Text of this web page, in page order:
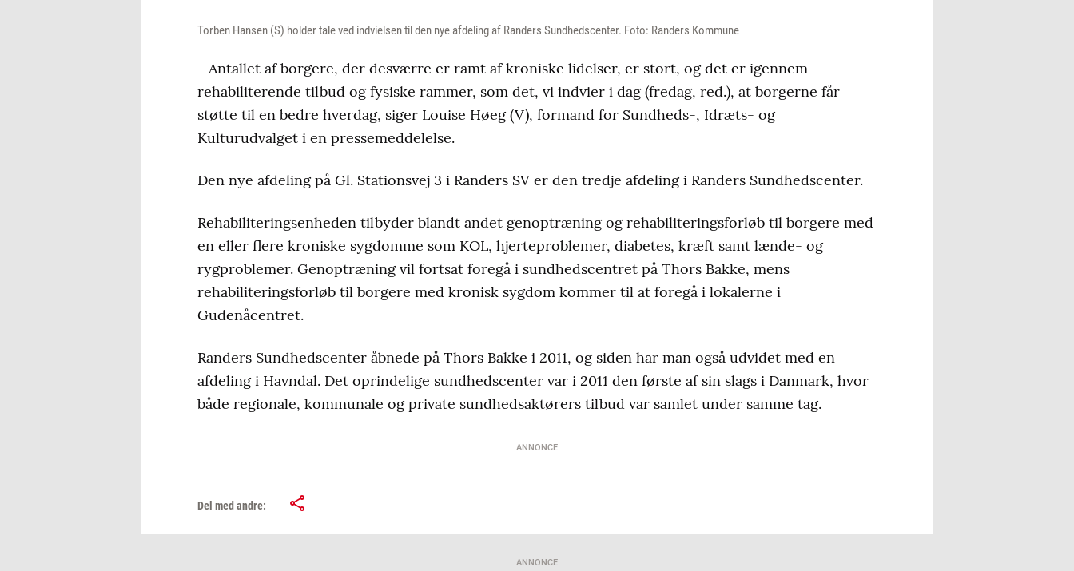
Torben Hansen (S) holder tale ved indvielsen til den nye afdeling af Randers Sundhedscenter. Foto: Randers Kommune
- Antallet af borgere, der desværre er ramt af kroniske lidelser, er stort, og det er igennem
rehabiliterende tilbud og fysiske rammer, som det, vi indvier i dag (fredag, red.), at borgerne får
støtte til en bedre hverdag, siger Louise Høeg (V), formand for Sundheds-, Idræts- og
Kulturudvalget i en pressemeddelelse.
Den nye afdeling på Gl. Stationsvej 3 i Randers SV er den tredje afdeling i Randers Sundhedscenter.
Rehabiliteringsenheden tilbyder blandt andet genoptræning og rehabiliteringsforløb til borgere med
en eller flere kroniske sygdomme som KOL, hjerteproblemer, diabetes, kræft samt lænde- og
rygproblemer. Genoptræning vil fortsat foregå i sundhedscentret på Thors Bakke, mens
rehabiliteringsforløb til borgere med kronisk sygdom kommer til at foregå i lokalerne i
Gudenåcentret.
Randers Sundhedscenter åbnede på Thors Bakke i 2011, og siden har man også udvidet med en
afdeling i Havndal. Det oprindelige sundhedscenter var i 2011 den første af sin slags i Danmark, hvor
både regionale, kommunale og private sundhedsaktørers tilbud var samlet under samme tag.
ANNONCE
Del med andre:
ANNONCE